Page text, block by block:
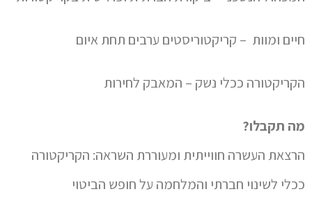
חיים ומוות – קריקטוריסטים ערבים תחת איום
הקריקטורה ככלי נשק – המאבק לחירות
מה תקבלו?
הרצאת העשרה חווייתית ומעוררת השראה: הקריקטורה
ככלי לשינוי חברתי והמלחמה על חופש הביטוי